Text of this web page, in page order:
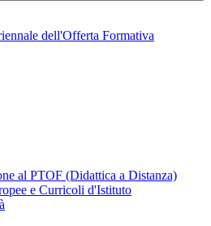
dell'Offerta Formativa
al PTOF (Didattica a Distanza)
e Curricoli d'Istituto